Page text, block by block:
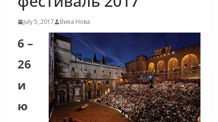
July 5, 2017 Вика Нова
6 –
26
и
ю